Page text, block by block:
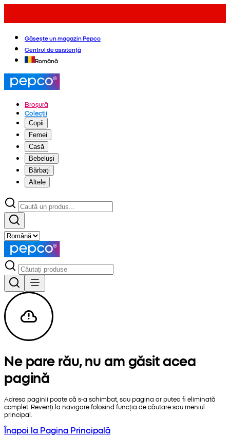
Găsește un magazin Pepco
Centrul de asistență
Română
Broșură
Colecții
Copii
Femei
Casă
Bebeluși
Bărbați
Altele
Ne pare rău, nu am găsit acea
pagină
Adresa paginii poate că s-a schimbat, sau pagina ar putea fi eliminată
complet. Revenți la navigare folosind funcția de căutare sau meniul
principal.
Înapoi la Pagina Principală